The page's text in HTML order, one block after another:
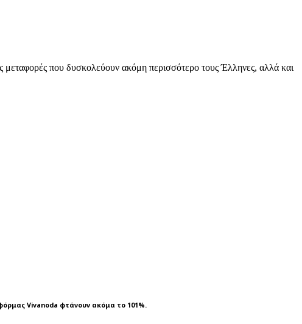
μεταφορές που δυσκολεύουν ακόμη περισσότερο τους Έλληνες, αλλά και
Vivanoda φτάνουν ακόμα το 101%.